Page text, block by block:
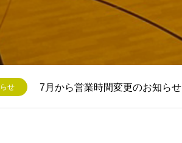
せ 7月から営業時間変更のお知らせ